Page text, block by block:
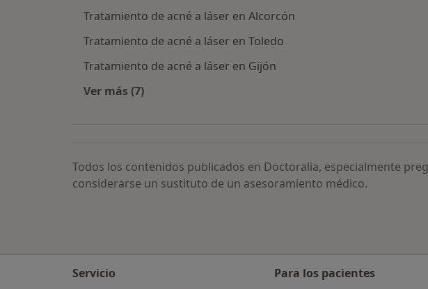
Tratamiento de acné a láser en Alcorcón
Tratamiento de acné a láser en Toledo
Tratamiento de acné a láser en Gijón
Ver más (7)
Todos los contenidos publicados en Doctoralia, especialmente
considerarse un sustituto de un asesoramiento médico.
Servicio
Para los pacientes